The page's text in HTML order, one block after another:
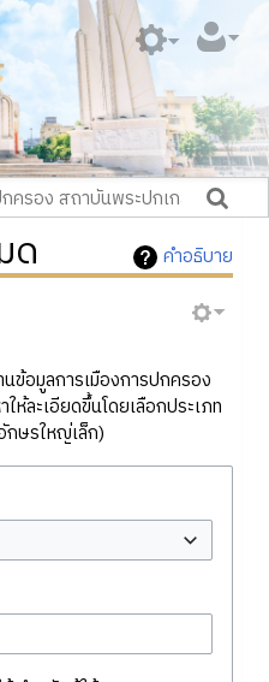
คำอธิบาย
ด
ข้อมูลการเมืองการปกครอง
ละเอียดขึ้นโดยเลือกประเภท
ษรใหญ่เล็ก)